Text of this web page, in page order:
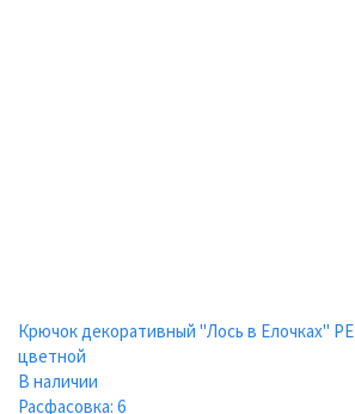
Крючок декоративный "Лось в Елочках"
цветной
В наличии
Расфасовка: 6